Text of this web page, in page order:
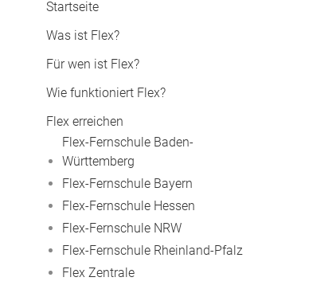
Startseite
Was ist Flex?
Für wen ist Flex?
Wie funktioniert Flex?
Flex erreichen
Flex-Fernschule Baden-
Württemberg
Flex-Fernschule Bayern
Flex-Fernschule Hessen
Flex-Fernschule NRW
Flex-Fernschule Rheinland-Pfalz
Flex Zentrale